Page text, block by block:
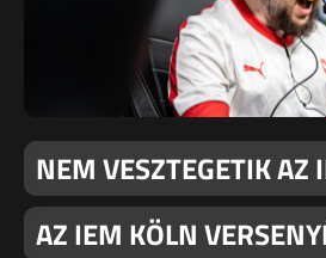
NEM VESZTEGETIK AZ
AZ IEM KÖLN